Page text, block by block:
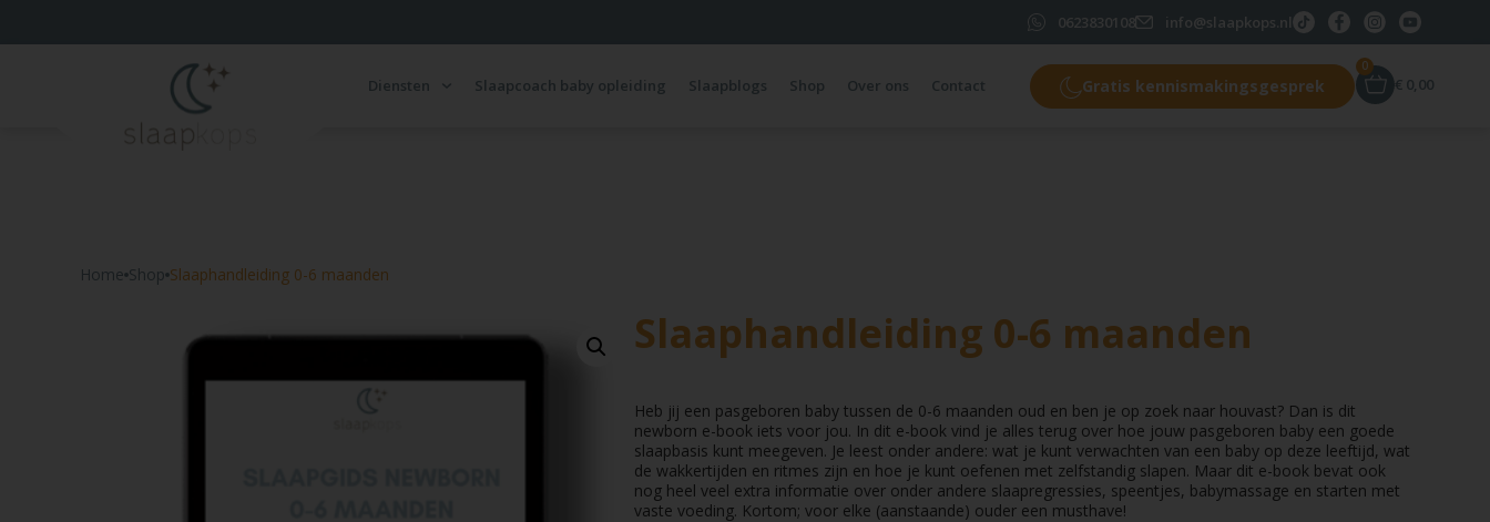
0623830108 info@slaapkops.nl
Diensten Slaapcoach baby opleiding Slaapblogs Shop Over ons Contact Gratis kennismakingsgesprek € 0,00
0
Home Shop Slaaphandleiding 0-6 maanden
Slaaphandleiding 0-6 maanden
Heb jij een pasgeboren baby tussen de 0-6 maanden oud en ben je op zoek naar houvast? Dan is dit
newborn e-book iets voor jou. In dit e-book vind je alles terug over hoe jouw pasgeboren baby een goede
slaapbasis kunt meegeven. Je leest onder andere: wat je kunt verwachten van een baby op deze leeftijd, wat
de wakkertijden en ritmes zijn en hoe je kunt oefenen met zelfstandig slapen. Maar dit e-book bevat ook
nog heel veel extra informatie over onder andere slaapregressies, speentjes, babymassage en starten met
vaste voeding. Kortom; voor elke (aanstaande) ouder een musthave!